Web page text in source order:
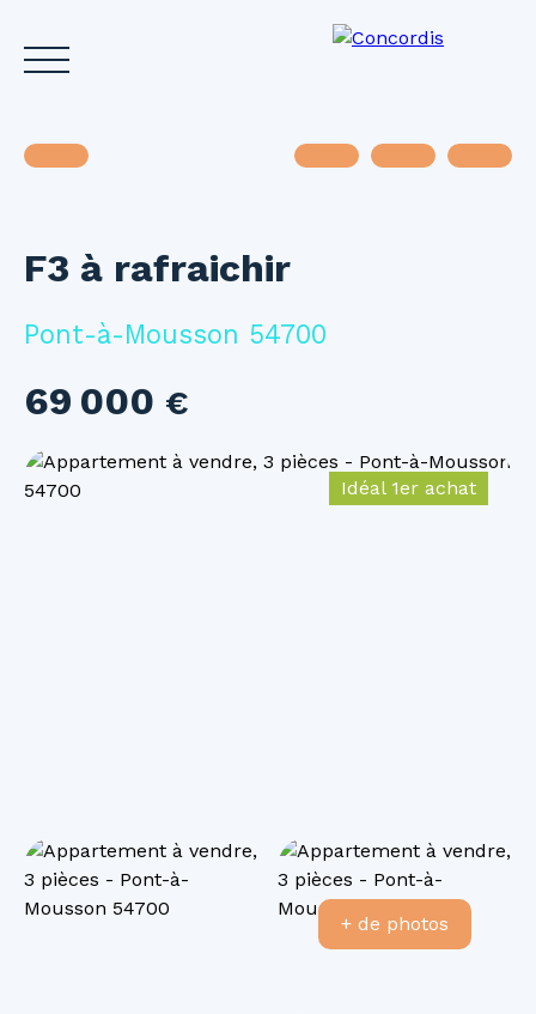
Accueil Acheter Louer
Estimez votre bien
F3 à rafraichir
Pont-à-Mousson 54700
69 000 €
Idéal 1er achat
+ de photos